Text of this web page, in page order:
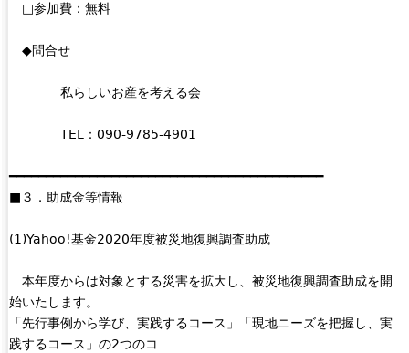
□参加費：無料
◆問合せ
私らしいお産を考える会
TEL：090-9785-4901
━━━━━━━━━━━━━━━━━━━━━━━━━━━━━━━━━━━━━━━━━━━
■３．助成金等情報
(1)Yahoo!基金2020年度被災地復興調査助成
本年度からは対象とする災害を拡大し、被災地復興調査助成を開
始いたします。
「先行事例から学び、実践するコース」「現地ニーズを把握し、実
践するコース」の2つのコ